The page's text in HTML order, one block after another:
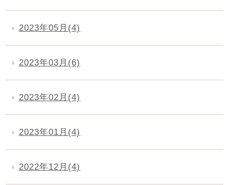
2023年05月(4)
2023年03月(6)
2023年02月(4)
2023年01月(4)
2022年12月(4)